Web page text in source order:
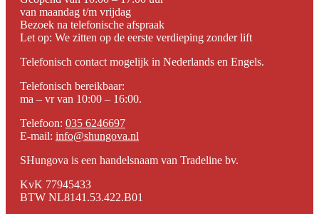
van maandag t/m vrijdag
Bezoek na telefonische afspraak
Let op: We zitten op de eerste verdieping zonder lift
Telefonisch contact mogelijk in Nederlands en Engels.
Telefonisch bereikbaar:
ma – vr van 10:00 – 16:00.
Telefoon: 035 6246697
E-mail: info@shungova.nl
SHungova is een handelsnaam van Tradeline bv.
KvK 77945433
BTW NL8141.53.422.B01